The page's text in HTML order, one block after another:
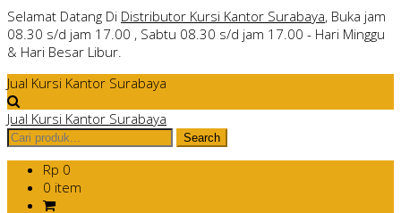
Selamat Datang Di Distributor Kursi Kantor Surabaya, Buka jam
08.30 s/d jam 17.00 , Sabtu 08.30 s/d jam 17.00 - Hari Minggu
& Hari Besar Libur.
Jual Kursi Kantor Surabaya
Jual Kursi Kantor Surabaya
Rp 0
0 item